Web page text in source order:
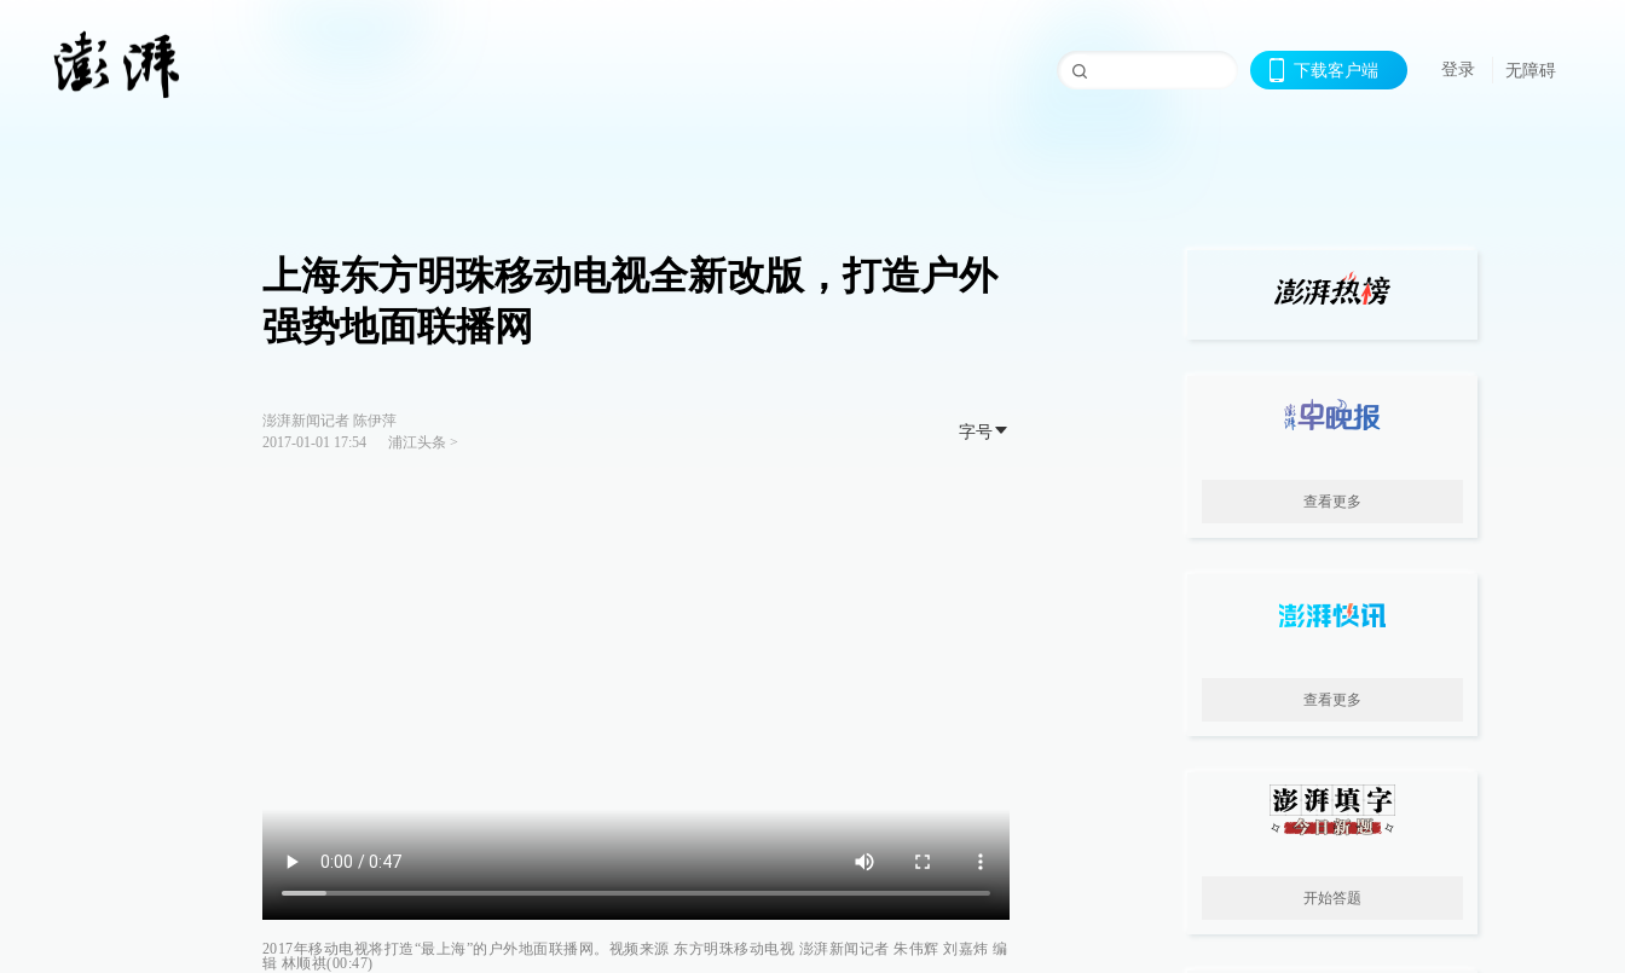
下载客户端 登录 无障碍
上海东方明珠移动电视全新改版，打造户外
强势地面联播网
澎湃新闻记者 陈伊萍
2017-01-01 17:54
浦江头条 >
字号
2017年移动电视将打造“最上海”的户外地面联播网。视频来源 东方明珠移动电视 澎湃新闻记者 朱伟辉 刘嘉炜 编
辑 林顺祺(00:47)
查看更多
查看更多
开始答题